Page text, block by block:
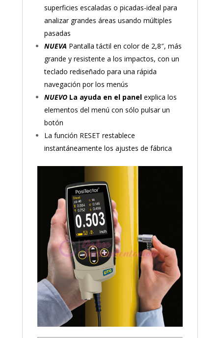
superficies escaladas o picadas-ideal para
analizar grandes áreas usando múltiples
pasadas
NUEVA Pantalla táctil en color de 2,8″, más
grande y resistente a los impactos, con un
teclado rediseñado para una rápida
navegación por los menús
NUEVO La ayuda en el panelexplica los
elementos del menú con sólo pulsar un
botón
La función RESET restablece
instantáneamente los ajustes de fábrica